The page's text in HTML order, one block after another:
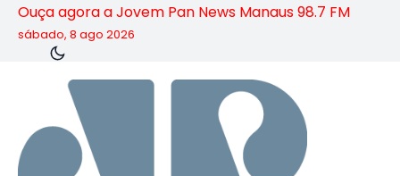
Ouça agora a Jovem Pan News Manaus 98.7 FM
sábado, 8 ago 2026